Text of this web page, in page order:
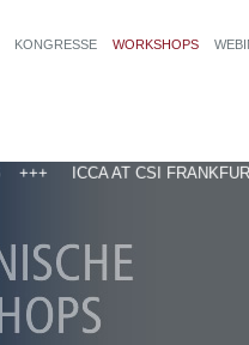
KONGRESSE WORKSHOPS
ICCA AT CSI